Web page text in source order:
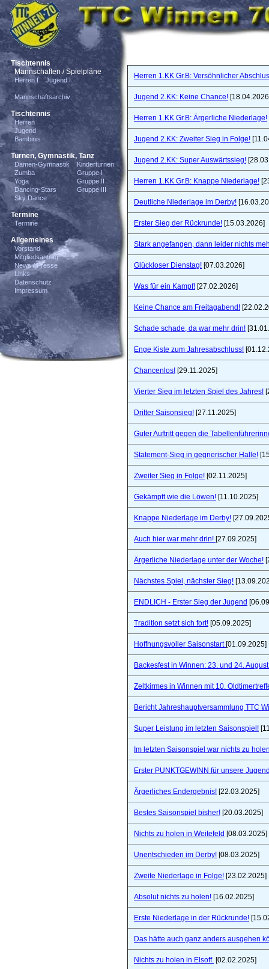
Tischtennis
Mannschaften / Spielpläne
Herren I Jugend I
Mannschaftsarchiv
Tischtennis
Herren
Jugend
Bambinis
Turnen, Gymnastik, Tanz
Damen-Gymnastik
Zumba
Yoga
Dancing-Stars
Sky Dance
Kinderturnen:
Gruppe I
Gruppe II
Gruppe III
Termine
Termine
Allgemeines
Vorstand
Mitgliedsantrag
News / Presse
Links
Datenschutz
Impressum
Herren 1.KK Gr.B: Versöhnlicher
Jugend 2.KK: Keine Chance!
Herren 1.KK Gr.B: Ärgerliche Niederlage!
Jugend 2.KK: Zweiter Sieg in Folge!
Jugend 2.KK: Super Auswärtssieg!
Herren 1.KK Gr.B: Knappe Niederlage!
Deutliche Niederlage im Derby!
Erster Sieg der Rückrunde! [15.03.2026]
Stark angefangen, dann leider nichts
Glückloser Dienstag! [07.03.2026]
Was für ein Kampf! [27.02.2026]
Keine Chance am Freitagabend!
Schade schade, da war mehr drin!
Enge Kiste zum Jahresabschluss!
Chancenlos! [29.11.2025]
Vierter Sieg im letzten Spiel des Jahres!
Dritter Saisonsieg! [27.11.2025]
Guter Auftritt gegen die
Statement-Sieg in gegnerischer Halle!
Zweiter Sieg in Folge! [02.11.2025]
Gekämpft wie die Löwen! [11.10.2025]
Knappe Niederlage im Derby!
Auch hier war mehr drin! [27.09.2025]
Ärgerliche Niederlage unter der Woche!
Nächstes Spiel, nächster Sieg!
ENDLICH - Erster Sieg der Jugend
Tradition setzt sich fort! [05.09.2025]
Hoffnungsvoller Saisonstart [01.09.2025]
Backesfest in Winnen: 23. und 24.
Zeltkirmes in Winnen mit 10.
Bericht Jahreshauptversammlung TTC
Super Leistung im letzten Saisonspiel!
Im letzten Saisonspiel war nichts zu
Erster PUNKTGEWINN für unsere
Ärgerliches Endergebnis! [22.03.2025]
Bestes Saisonspiel bisher! [20.03.2025]
Nichts zu holen in Weitefeld [08.03.2025]
Unentschieden im Derby! [08.03.2025]
Zweite Niederlage in Folge! [23.02.2025]
Absolut nichts zu holen! [16.02.2025]
Erste Niederlage in der Rückrunde!
Das hätte auch ganz anders ausgehen
Nichts zu holen in Elsoff. [02.02.2025]